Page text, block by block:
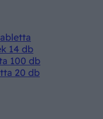
14 db
100 db
20 db